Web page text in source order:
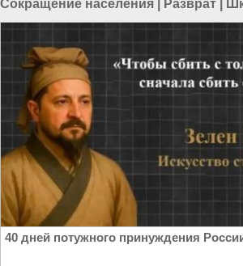
Сокращение населения Разврат
образование|Швеция|
40 дней потужного принуждения